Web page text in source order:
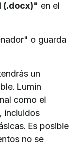
(.docx)" en el
o guarda
un
Lumin
como el
incluidos
Es posible
no se